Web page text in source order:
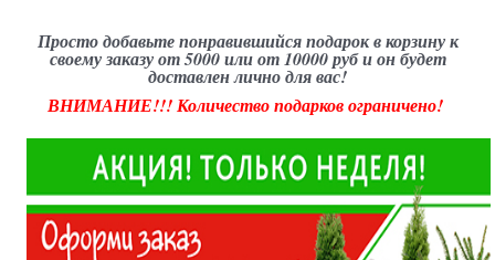
Просто добавьте понравившийся подарок в корзину к
своему заказу от 5000 или от 10000 руб и он будет
доставлен лично для вас!
ВНИМАНИЕ!!! Количество подарков ограничено!